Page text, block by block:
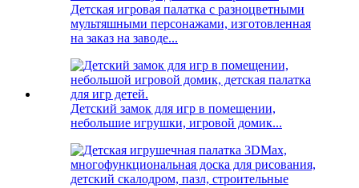
Детская игровая палатка с разноцветными
мультяшными персонажами, изготовленная
на заказ на заводе...
Детский замок для игр в помещении,
небольшие игрушки, игровой домик...